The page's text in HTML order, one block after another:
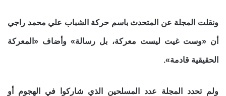
ونقلت المجلة عن المتحدث باسم حركة الشباب علي محمد راجي
أن «وست غيت ليست معركة، بل رسالة» وأضاف «المعركة
الحقيقية قادمة».
ولم تحدد المجلة عدد المسلحين الذي شاركوا في الهجوم أو